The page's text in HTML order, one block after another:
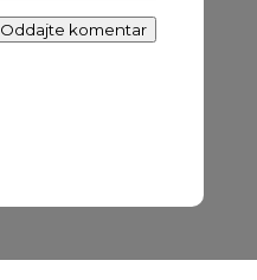
Oddajte komentar